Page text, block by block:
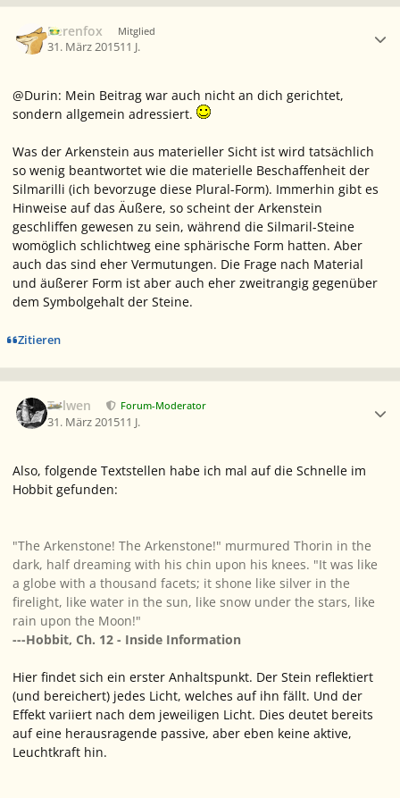
Berenfox Mitglied
31. März 201511 J.
@Durin: Mein Beitrag war auch nicht an dich gerichtet,
sondern allgemein adressiert.
Was der Arkenstein aus materieller Sicht ist wird tatsächlich
so wenig beantwortet wie die materielle Beschaffenheit der
Silmarilli (ich bevorzuge diese Plural-Form). Immerhin gibt es
Hinweise auf das Äußere, so scheint der Arkenstein
geschliffen gewesen zu sein, während die Silmaril-Steine
womöglich schlichtweg eine sphärische Form hatten. Aber
auch das sind eher Vermutungen. Die Frage nach Material
und äußerer Form ist aber auch eher zweitrangig gegenüber
dem Symbolgehalt der Steine.
Zitieren
Tolwen Forum-Moderator
31. März 201511 J.
Also, folgende Textstellen habe ich mal auf die Schnelle im
Hobbit gefunden:
"The Arkenstone! The Arkenstone!" murmured Thorin in the
dark, half dreaming with his chin upon his knees. "It was like
a globe with a thousand facets; it shone like silver in the
firelight, like water in the sun, like snow under the stars, like
rain upon the Moon!"
---Hobbit, Ch. 12 - Inside Information
Hier findet sich ein erster Anhaltspunkt. Der Stein reflektiert
(und bereichert) jedes Licht, welches auf ihn fällt. Und der
Effekt variiert nach dem jeweiligen Licht. Dies deutet bereits
auf eine herausragende passive, aber eben keine aktive,
Leuchtkraft hin.